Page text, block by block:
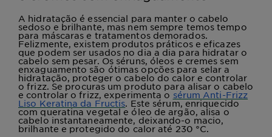
A hidratação é essencial para manter o cabelo
sedoso e brilhante, mas nem sempre temos tempo
para máscaras e tratamentos demorados.
Felizmente, existem produtos práticos e eficazes
que podem ser usados no dia a dia para hidratar o
cabelo sem pesar. Os séruns, óleos e cremes sem
enxaguamento são ótimas opções para selar a
hidratação, proteger o cabelo do calor e controlar
o frizz. Se procuras um produto para alisar o cabelo
e controlar o frizz, experimenta o sérum Anti-Frizz
Liso Keratina da Fructis. Este sérum, enriquecido
com queratina vegetal e óleo de argão, alisa o
cabelo instantaneamente, deixando-o macio,
brilhante e protegido do calor até 230 °C.